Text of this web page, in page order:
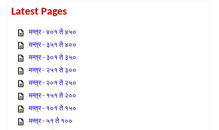
Latest Pages
मन्त्र - ४०१ ते ४५०
मन्त्र - ३५१ ते ४००
मन्त्र - ३०१ ते ३५०
मन्त्र - २५१ ते ३००
मन्त्र - २०१ ते २५०
मन्त्र - १५१ ते २००
मन्त्र - १०१ ते १५०
मन्त्र - ५१ ते १००